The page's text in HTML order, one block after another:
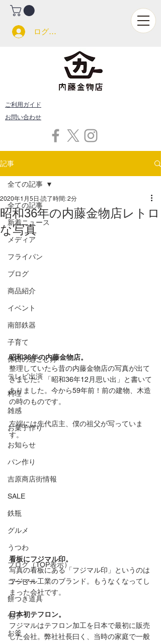
ログイン
ご利用ガイド
お問い合わせ
記事
全ての記事
新着ニュース
メディア
フライパン
ブログ
商品紹介
イベント
南部鉄器
子育て
休日の過ごし方
テレビ出演
料理
雑感
お菓子作り
お知らせ
パン作り
吉原商店街情報
SALE
鉄瓶
グルメ
うつわ
ブログ（TOP表示）
コーヒー
餅つき道具
包丁
お釜
全ての記事
昭和36年の内藤金物店レトロ
な写真
2020年1月5日 読了時間: 2分
昭和36年の内藤金物店。
整理していたら昔の内藤金物店の写真が出て
きました。「昭和36年12月思い出」と書いて
ありました。今から59年前！前の建物、木造
の時のものです。
左端には先代店主、僕の祖父が写っていま
す。
看板にフジマル印。
写真の看板にある「フジマル印」というのは
フジマル工業のブランド。もうなくなってし
まった会社です。
日本初テフロン。
フジマルはテフロン加工を日本で最初に販売
した会社。弊社社長曰く、当時の家庭で一般